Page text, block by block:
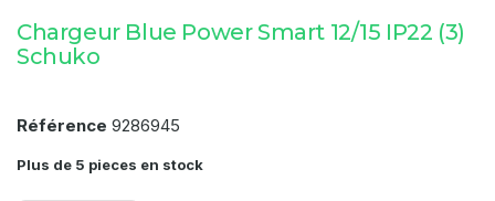
Chargeur Blue Power Smart 12/15 IP22 (3)
Schuko
Référence 9286945
Plus de 5 pieces en stock